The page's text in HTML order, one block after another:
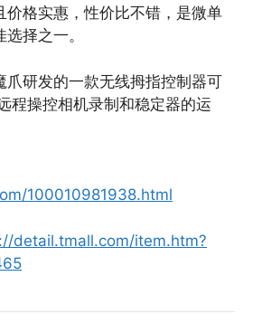
价格实惠，性价比不错，是微单
择之一。
爪研发的一款无线拇指控制器可
程操控相机录制和稳定器的运
100010981938.html
detail.tmall.com/item.htm?